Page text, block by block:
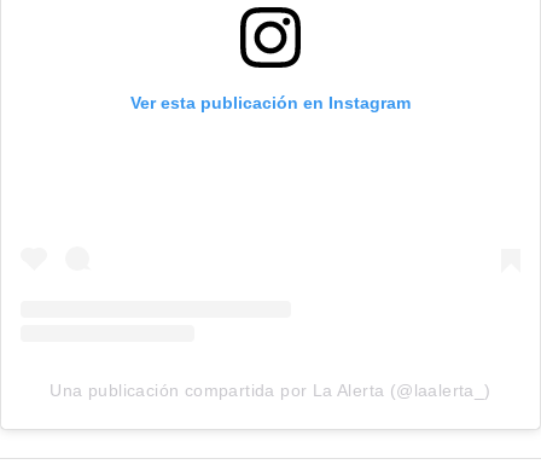
Ver esta publicación en Instagram
Una publicación compartida por La Alerta (@laalerta_)